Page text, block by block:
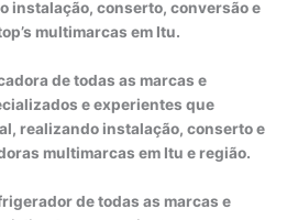
instalação, conserto, conversão e
multimarcas em Itu.
de todas as marcas e
e experientes que
realizando instalação, conserto e
multimarcas em Itu e região.
de todas as marcas e